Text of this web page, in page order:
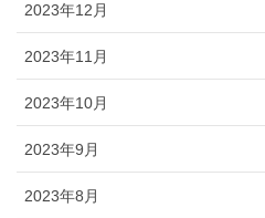
2023年12月
2023年11月
2023年10月
2023年9月
2023年8月